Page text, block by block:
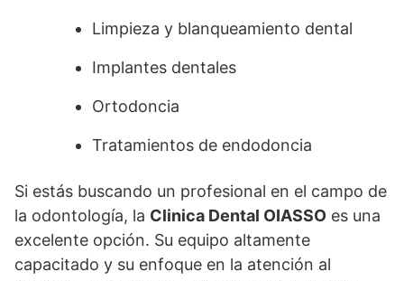
Limpieza y blanqueamiento dental
Implantes dentales
Ortodoncia
Tratamientos de endodoncia
Si estás buscando un profesional en el campo de
la odontología, la Clinica Dental OIASSO es una
excelente opción. Su equipo altamente
capacitado y su enfoque en la atención al